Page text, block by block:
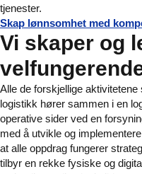
tjenester.
Skap lønnsomhet med
Vi skaper og
Alle de forskjellige
logistikk hører sammen i en
operative sider ved en
med å utvikle og
at alle oppdrag fungerer
tilbyr en rekke fysiske og